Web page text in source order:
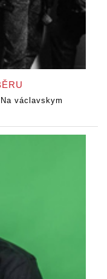
václavskym